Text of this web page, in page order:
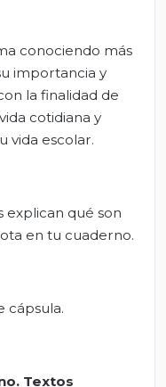
conociendo más
importancia y
la finalidad de
cotidiana y
vida escolar.
explican qué son
en tu cuaderno.
cápsula.
Textos